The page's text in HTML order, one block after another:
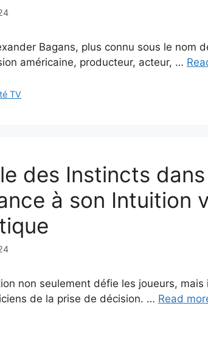
Bagans, plus connu sous le nom
américaine, producteur, acteur, …
TV
des Instincts
à son Intuition
non seulement défie les joueurs,
de la prise de décision. … Read